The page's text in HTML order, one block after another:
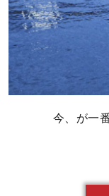
今、が一